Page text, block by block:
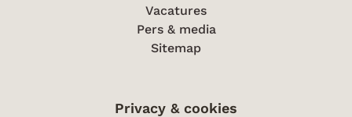
Vacatures
Pers & media
Sitemap
Privacy & cookies